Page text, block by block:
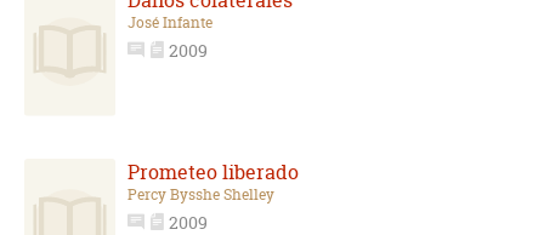
José Infante
2009
Prometeo liberado
Percy Bysshe Shelley
2009